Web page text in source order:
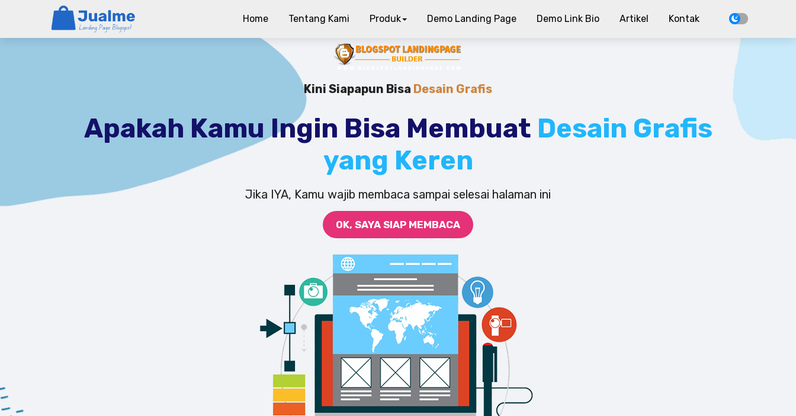
Home Tentang Kami Produk Demo Landing Page Demo Link Bio Artikel Kontak
Kini Siapapun Bisa Desain Grafis
Apakah Kamu Ingin Bisa Membuat Desain Grafis
yang Keren
Jika IYA, Kamu wajib membaca sampai selesai halaman ini
OK, SAYA SIAP MEMBACA